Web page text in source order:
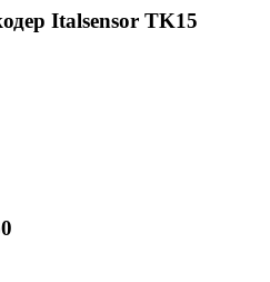
Italsensor TK15